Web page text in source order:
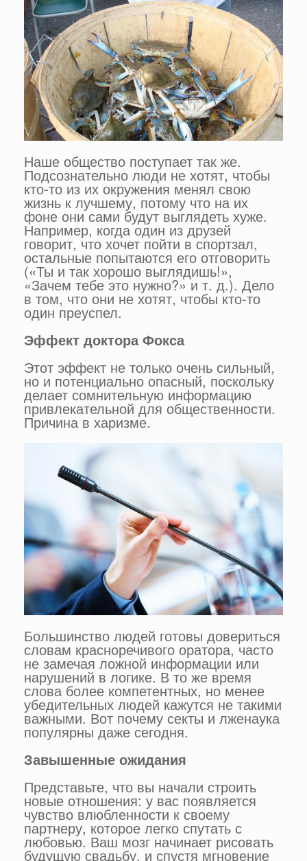
Наше общество поступает так же.
Подсознательно люди не хотят, чтобы
кто-то из их окружения менял свою
жизнь к лучшему, потому что на их
фоне они сами будут выглядеть хуже.
Например, когда один из друзей
говорит, что хочет пойти в спортзал,
остальные попытаются его отговорить
(«Ты и так хорошо выглядишь!»,
«Зачем тебе это нужно?» и т. д.). Дело
в том, что они не хотят, чтобы кто-то
один преуспел.
Эффект доктора Фокса
Этот эффект не только очень сильный,
но и потенциально опасный, поскольку
делает сомнительную информацию
привлекательной для общественности.
Причина в харизме.
Большинство людей готовы довериться
словам красноречивого оратора, часто
не замечая ложной информации или
нарушений в логике. В то же время
слова более компетентных, но менее
убедительных людей кажутся не такими
важными. Вот почему секты и лженаука
популярны даже сегодня.
Завышенные ожидания
Представьте, что вы начали строить
новые отношения: у вас появляется
чувство влюбленности к своему
партнеру, которое легко спутать с
любовью. Ваш мозг начинает рисовать
будущую свадьбу, и спустя мгновение